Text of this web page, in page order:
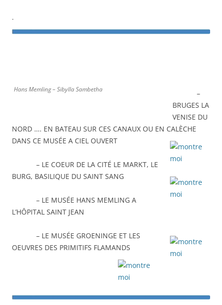
.
Hans Memling – Sibylla Sambetha
–
BRUGES LA
VENISE DU
NORD …. EN BATEAU SUR CES CANAUX OU EN CALÈCHE
DANS CE MUSÉE A CIEL OUVERT
– LE COEUR DE LA CITÉ LE MARKT, LE
BURG, BASILIQUE DU SAINT SANG
– LE MUSÉE HANS MEMLING A
L’HÔPITAL SAINT JEAN
– LE MUSÉE GROENINGE ET LES
OEUVRES DES PRIMITIFS FLAMANDS